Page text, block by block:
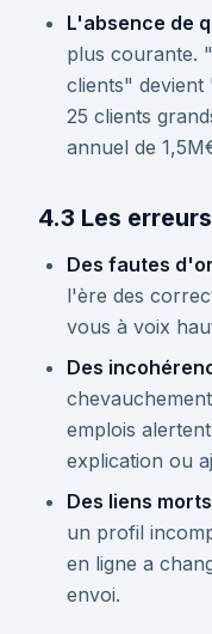
L'absence de
plus courante.
clients" devient
25 clients
annuel de
4.3 Les
Des fautes
l'ère des
vous à voix
Des
emplois
explication ou
Des liens morts
un profil
en ligne a
envoi.